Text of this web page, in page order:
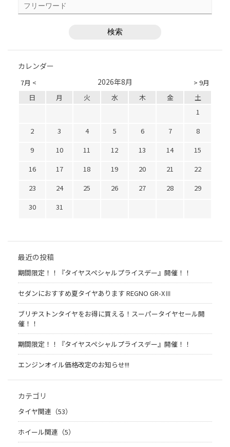
カレンダー
7月 < > 9月
2026年8月
日 月 火 水 木 金
土
1
2
3 4 5 6 7
8
9
10 11 12 13 14
15
16
17 18 19 20 21
22
23
24 25 26 27 28
29
30
31
最近の投稿
期間限定！！『タイヤスペシャルプライスデー』開催！！
セダンにおすすめ夏タイヤあります REGNO GR-XⅢ
ブリヂストンタイヤをお得に買える！スーパータイヤセール開
催！！
期間限定！！『タイヤスペシャルプライスデー』開催！！
エンジンオイル価格改定のお知らせ!!!
カテゴリ
タイヤ関連（53）
ホイール関連（5）